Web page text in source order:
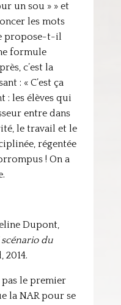
un sou » » et
les mots
propose-t-il
formule
c’est la
: « C’est ça
: les élèves qui
entre dans
le travail et le
régentée
! On a
Dupont,
scénario du
2014.
le premier
la NAR pour se